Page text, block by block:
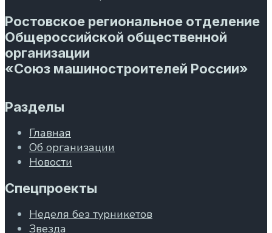
Ростовское региональное отделение
Общероссийской общественной
организации
«Союз машиностроителей России»
Разделы
Главная
Об организации
Новости
Спецпроекты
Неделя без турникетов
Звезда